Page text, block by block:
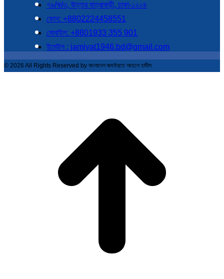
৭৯/ক/৩, উত্তর যাত্রাবাড়ী, ঢাকা-১২০৪
ফোন: +8802224458551
মোবাইল: +8801933 355 901
ইমেইল : jamiyat1946.bd@gmail.com
© 2026 All Rights Reserved by বাংলাদেশ জমঈয়তে আহলে হাদীস